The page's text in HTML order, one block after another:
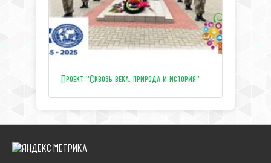
Проект "Сквозь века: природа и история"